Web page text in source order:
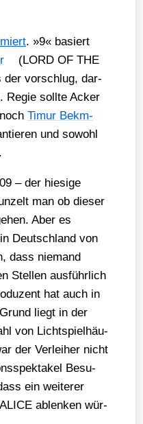
. »9« basiert
(LORD OF THE
der vor­schlug, dar­
Regie soll­te Acker
Timur Bek­m­
und sowohl
– der hie­si­ge
man ob die­ser
Aber es
Deutsch­land von
dass nie­mand
Stel­len aus­führ­lich
hat auch in
liegt in der
von Licht­spiel­häu­
der Ver­lei­her nicht
Besu­
ein wei­te­rer
ablen­ken wür­